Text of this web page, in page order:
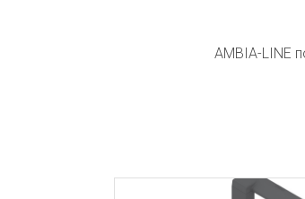
AMBIA-LINE